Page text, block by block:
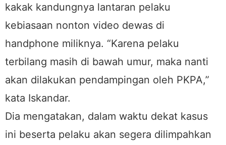
kakak kandungnya lantaran pelaku
kebiasaan nonton video dewas di
handphone miliknya. “Karena pelaku
terbilang masih di bawah umur, maka nanti
akan dilakukan pendampingan oleh PKPA,”
kata Iskandar.
Dia mengatakan, dalam waktu dekat kasus
ini beserta pelaku akan segera dilimpahkan